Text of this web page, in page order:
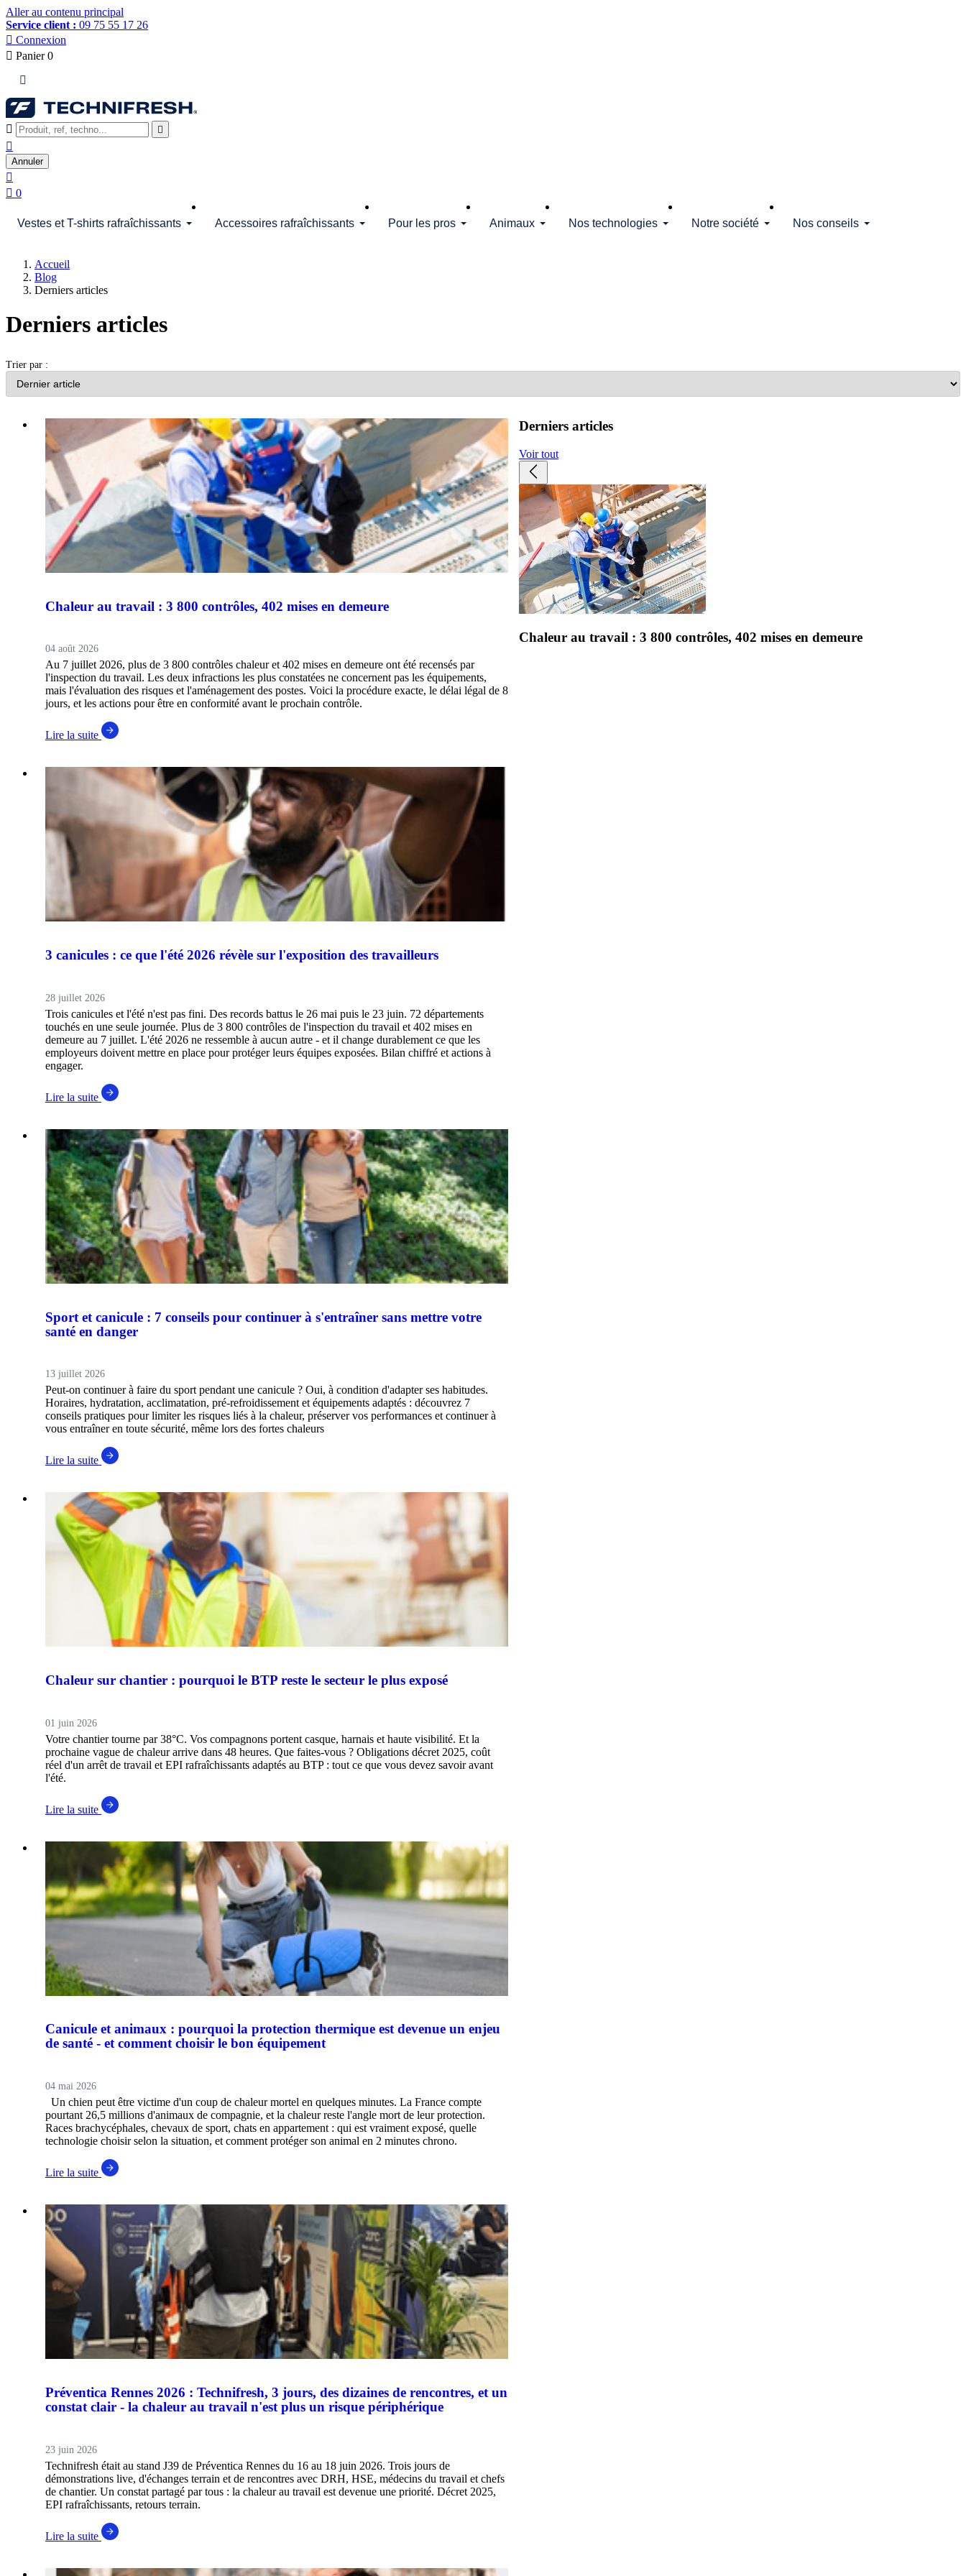
Aller au contenu principal
Service client : 09 75 55 17 26
 Connexion
 Panier 0

 

Annuler

 0
Vestes et T-shirts rafraîchissants Accessoires rafraîchissants Pour les pros Animaux Nos technologies Notre société Nos conseils
Accueil
Blog
Derniers articles
Derniers articles
Trier par :
Chaleur au travail : 3 800 contrôles, 402 mises en demeure
04 août 2026
Au 7 juillet 2026, plus de 3 800 contrôles chaleur et 402 mises en demeure ont été recensés par
l'inspection du travail. Les deux infractions les plus constatées ne concernent pas les équipements,
mais l'évaluation des risques et l'aménagement des postes. Voici la procédure exacte, le délai légal de 8
jours, et les actions pour être en conformité avant le prochain contrôle.
Lire la suite
3 canicules : ce que l'été 2026 révèle sur l'exposition des travailleurs
28 juillet 2026
Trois canicules et l'été n'est pas fini. Des records battus le 26 mai puis le 23 juin. 72 départements
touchés en une seule journée. Plus de 3 800 contrôles de l'inspection du travail et 402 mises en
demeure au 7 juillet. L'été 2026 ne ressemble à aucun autre - et il change durablement ce que les
employeurs doivent mettre en place pour protéger leurs équipes exposées. Bilan chiffré et actions à
engager.
Lire la suite
Sport et canicule : 7 conseils pour continuer à s'entraîner sans mettre votre
santé en danger
13 juillet 2026
Peut-on continuer à faire du sport pendant une canicule ? Oui, à condition d'adapter ses habitudes.
Horaires, hydratation, acclimatation, pré-refroidissement et équipements adaptés : découvrez 7
conseils pratiques pour limiter les risques liés à la chaleur, préserver vos performances et continuer à
vous entraîner en toute sécurité, même lors des fortes chaleurs
Lire la suite
Chaleur sur chantier : pourquoi le BTP reste le secteur le plus exposé
01 juin 2026
Votre chantier tourne par 38°C. Vos compagnons portent casque, harnais et haute visibilité. Et la
prochaine vague de chaleur arrive dans 48 heures. Que faites-vous ? Obligations décret 2025, coût
réel d'un arrêt de travail et EPI rafraîchissants adaptés au BTP : tout ce que vous devez savoir avant
l'été.
Lire la suite
Canicule et animaux : pourquoi la protection thermique est devenue un enjeu
de santé - et comment choisir le bon équipement
04 mai 2026
Un chien peut être victime d'un coup de chaleur mortel en quelques minutes. La France compte
pourtant 26,5 millions d'animaux de compagnie, et la chaleur reste l'angle mort de leur protection.
Races brachycéphales, chevaux de sport, chats en appartement : qui est vraiment exposé, quelle
technologie choisir selon la situation, et comment protéger son animal en 2 minutes chrono.
Lire la suite
Préventica Rennes 2026 : Technifresh, 3 jours, des dizaines de rencontres, et un
constat clair - la chaleur au travail n'est plus un risque périphérique
23 juin 2026
Technifresh était au stand J39 de Préventica Rennes du 16 au 18 juin 2026. Trois jours de
démonstrations live, d'échanges terrain et de rencontres avec DRH, HSE, médecins du travail et chefs
de chantier. Un constat partagé par tous : la chaleur au travail est devenue une priorité. Décret 2025,
EPI rafraîchissants, retours terrain.
Lire la suite
Derniers articles
Voir tout
Chaleur au travail : 3 800 contrôles, 402 mises en demeure